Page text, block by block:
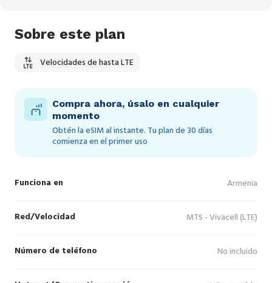
Sobre este plan
Velocidades de hasta LTE
Compra ahora, úsalo en cualquier
momento
Obtén la eSIM al instante. Tu plan de 30 días
comienza en el primer uso
Funciona en Armenia
Red/Velocidad MTS - Vivacell (LTE)
Número de teléfono No incluido